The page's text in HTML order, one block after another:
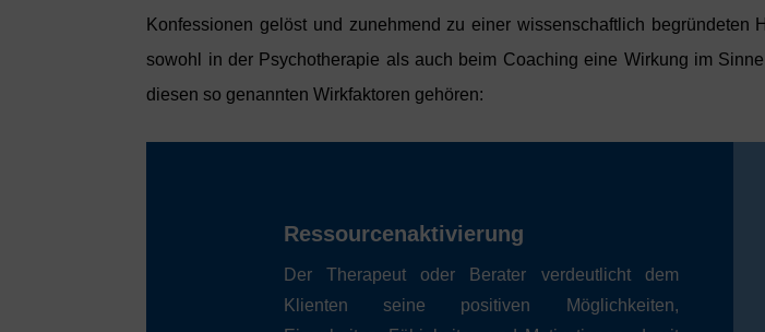
Konfessionen gelöst und zunehmend zu einer wissenschaftlich
sowohl in der Psychotherapie als auch beim Coaching eine Wirkung im
diesen so genannten Wirkfaktoren gehören:
Ressourcenaktivierung
Der Therapeut oder Berater verdeutlicht dem
Klienten seine positiven Möglichkeiten,